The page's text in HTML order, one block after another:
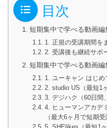
目次
短期集中で学べる動画
1. 正規の受講期間を
2. 受講後も継続サポ
短期集中で学べる動画編
1. ユーキャン はじ
2. studio US（最短1
3. デジハク（60日間
4. ヒューマンアカデ
（最大6ヶ月で短期受
5. SHElikes（最短1ヶ